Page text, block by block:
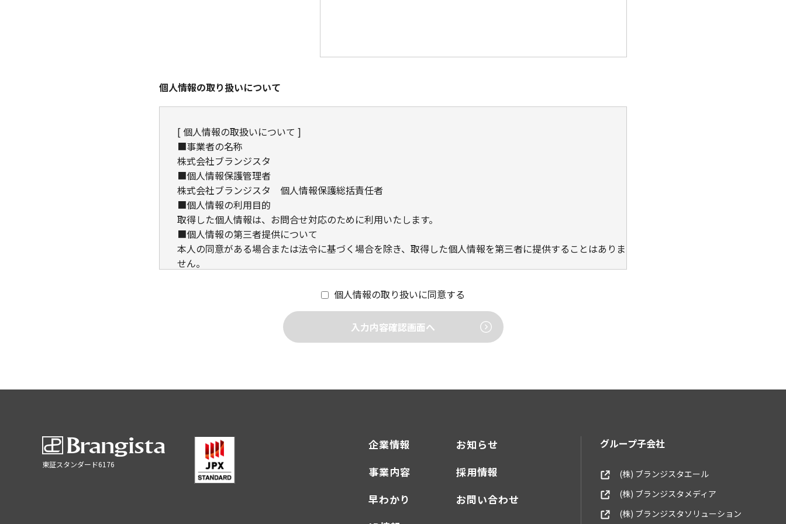
個人情報の取り扱いについて
[ 個人情報の取扱いについて ]
■事業者の名称
株式会社ブランジスタ
■個人情報保護管理者
株式会社ブランジスタ 個人情報保護総括責任者
■個人情報の利用目的
取得した個人情報は、お問合せ対応のために利用いたします。
■個人情報の第三者提供について
本人の同意がある場合または法令に基づく場合を除き、取得した個人情報を第三者に提供することはありま
せん。
当社は、明示した利用目的の達成の為に必要な範囲で業務を委託する場合があります。その場合は、業務委
個人情報の取り扱いに同意する
入力内容確認画面へ
東証スタンダード6176
企業情報
お知らせ
事業内容
採用情報
早わかり
お問い合わせ
グループ子会社
(株) ブランジスタエール
(株) ブランジスタメディア
(株) ブランジスタソリューション